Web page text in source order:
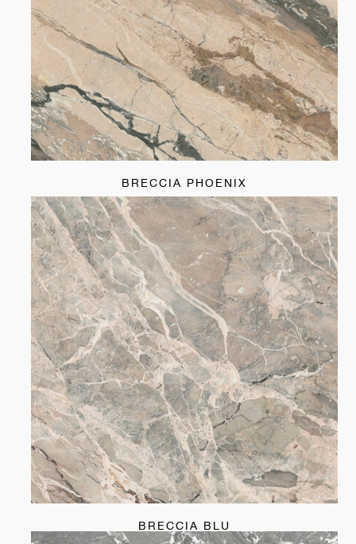
BRECCIA PHOENIX
BRECCIA BLU